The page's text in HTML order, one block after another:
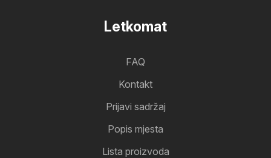
Letkomat
FAQ
Kontakt
Prijavi sadržaj
Popis mjesta
Lista proizvoda